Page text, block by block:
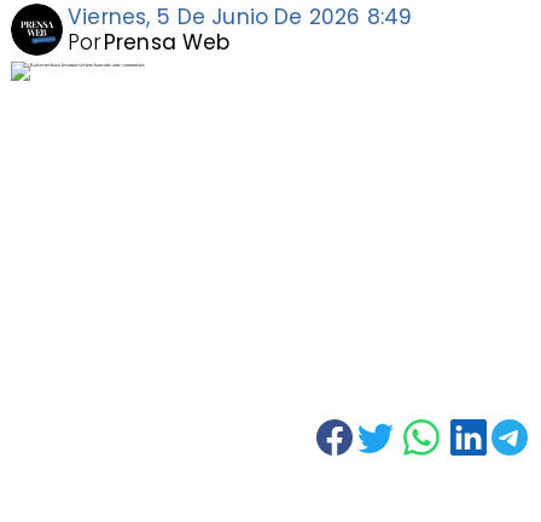
Viernes, 5 De Junio De 2026 8:49
Prensa Web
Por